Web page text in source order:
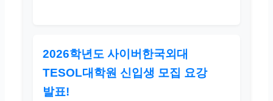
2026학년도 사이버한국외대
TESOL대학원 신입생 모집 요강
발표!